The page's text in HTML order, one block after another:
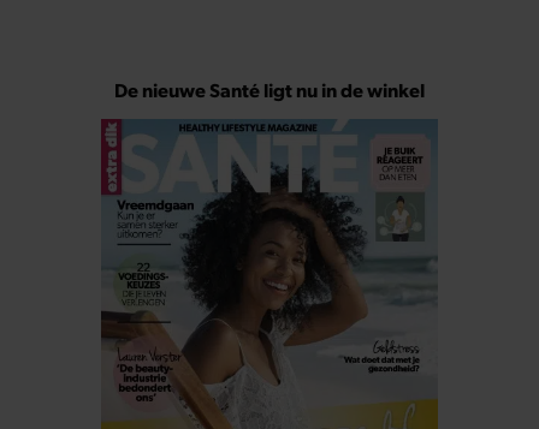
De nieuwe Santé ligt nu in de winkel